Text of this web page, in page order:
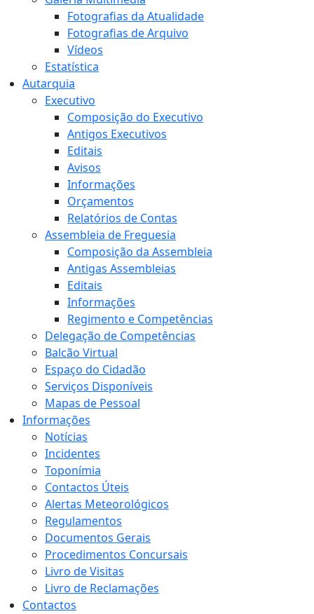
Fotografias da Atualidade
Fotografias de Arquivo
Vídeos
Estatística
Autarquia
Executivo
Composição do Executivo
Antigos Executivos
Editais
Avisos
Informações
Orçamentos
Relatórios de Contas
Assembleia de Freguesia
Composição da Assembleia
Antigas Assembleias
Editais
Informações
Regimento e Competências
Delegação de Competências
Balcão Virtual
Espaço do Cidadão
Serviços Disponíveis
Mapas de Pessoal
Informações
Notícias
Incidentes
Toponímia
Contactos Úteis
Alertas Meteorológicos
Regulamentos
Documentos Gerais
Procedimentos Concursais
Livro de Visitas
Livro de Reclamações
Contactos